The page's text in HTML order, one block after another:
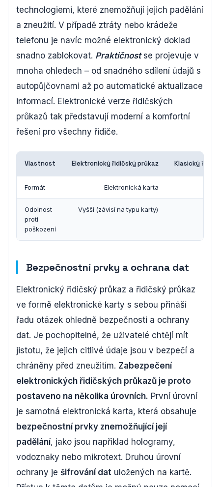
technologiemi, které znemožňují jejich padělání
a zneužití. V případě ztráty nebo krádeže
telefonu je navíc možné elektronický doklad
snadno zablokovat. Praktičnostse projevuje v
mnoha ohledech – od snadného sdílení údajů s
autopůjčovnami až po automatické aktualizace
informací. Elektronické verze řidičských
průkazů tak představují moderní a komfortní
řešení pro všechny řidiče.
Vlastnost Elektronický řidičský průkaz Klasický
Formát Elektronická karta
Odolnost
proti
poškození
Vyšší (závisí na typu karty)
Bezpečnostní prvky a ochrana dat
Elektronický řidičský průkaz a řidičský průkaz
ve formě elektronické karty s sebou přináší
řadu otázek ohledně bezpečnosti a ochrany
dat. Je pochopitelné, že uživatelé chtějí mít
jistotu, že jejich citlivé údaje jsou v bezpečí a
chráněny před zneužitím. Zabezpečení
elektronických řidičských průkazů je proto
postaveno na několika úrovních. První úrovní
je samotná elektronická karta, která obsahuje
bezpečnostní prvky znemožňující její
padělání, jako jsou například hologramy,
vodoznaky nebo mikrotext. Druhou úrovní
ochrany je šifrování dat uložených na kartě.